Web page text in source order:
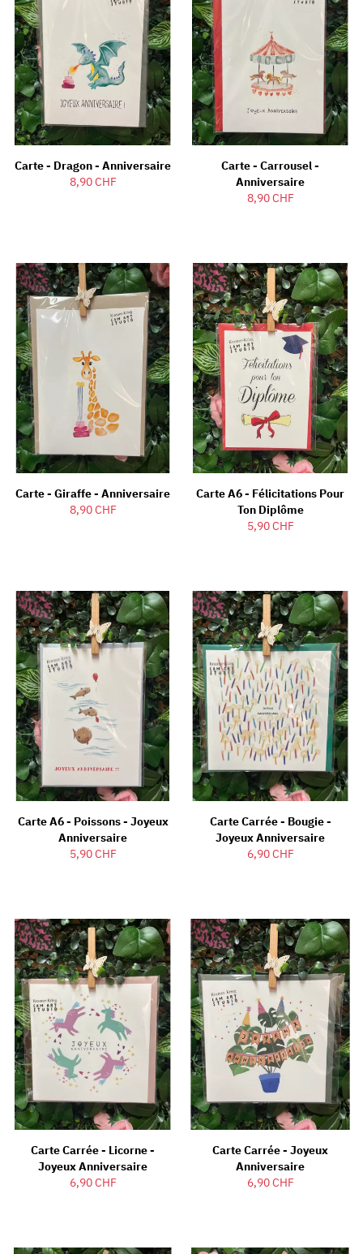
Carte - Dragon - Anniversaire
8,90 CHF
Carte - Carrousel -
Anniversaire
8,90 CHF
Carte - Giraffe - Anniversaire
8,90 CHF
Carte A6 - Félicitations Pour
Ton Diplôme
5,90 CHF
Carte A6 - Poissons - Joyeux
Anniversaire
5,90 CHF
Carte Carrée - Bougie -
Joyeux Anniversaire
6,90 CHF
Carte Carrée - Licorne -
Joyeux Anniversaire
6,90 CHF
Carte Carrée - Joyeux
Anniversaire
6,90 CHF